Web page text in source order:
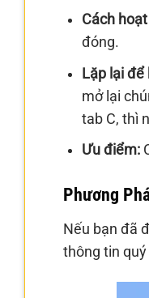
Cách
đóng.
Lặp lại để
mở lại
tab C, thì
Ưu điểm:
Phương
Nếu bạn đã
thông tin quý